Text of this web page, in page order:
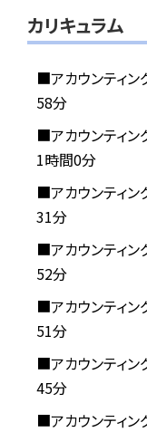
カリキュラム
■アカウンティン
58分
■アカウンティン
1時間0分
■アカウンティン
31分
■アカウンティン
52分
■アカウンティン
51分
■アカウンティン
45分
■アカウンティン